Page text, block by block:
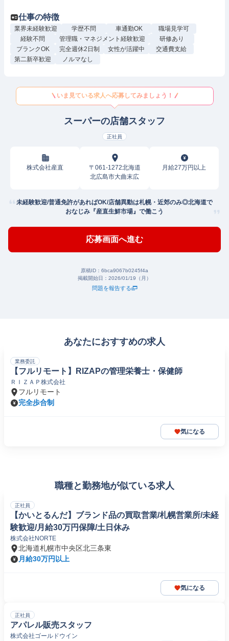
仕事の特徴
業界未経験歓迎 学歴不問 車通勤OK
職場見学可
経験不問
管理職・マネジメント経験歓迎
研修あり
ブランクOK
完全週休2日制 女性が活躍中
交通費支給
第二新卒歓迎
ノルマなし
いま見ている求人へ応募してみましょう！
スーパーの店舗スタッフ
正社員
株式会社産直
〒061-1272北海道
北広島市大曲末広
月給27万円以上
未経験歓迎/普通免許があればOK/店舗異動は札幌・近郊のみ◎北海道で
おなじみ『産直生鮮市場』で働こう
応募画面へ進む
原稿ID： 6bca9067b0245f4a
掲載開始日： 2026/01/19（月）
問題を報告する
あなたにおすすめの求人
業務委託
【フルリモート】RIZAPの管理栄養士・保健師
ＲＩＺＡＰ株式会社
フルリモート
完全歩合制
気になる
職種と勤務地が似ている求人
正社員
【かいとるんだ】ブランド品の買取営業/札幌営業所/未経
験歓迎/月給30万円保障/土日休み
株式会社NORTE
北海道札幌市中央区北三条東
月給30万円以上
気になる
正社員
アパレル販売スタッフ
株式会社ゴールドウイン